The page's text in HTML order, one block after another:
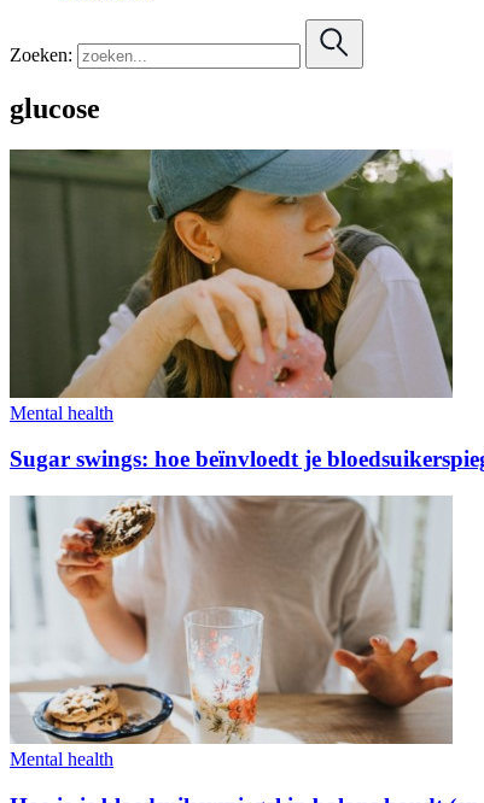
Zoeken:
glucose
Mental health
Sugar swings: hoe beïnvloedt je
Mental health